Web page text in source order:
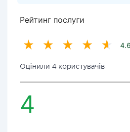
Рейтинг послуги
4.6
Оцінили 4 користувачів
4